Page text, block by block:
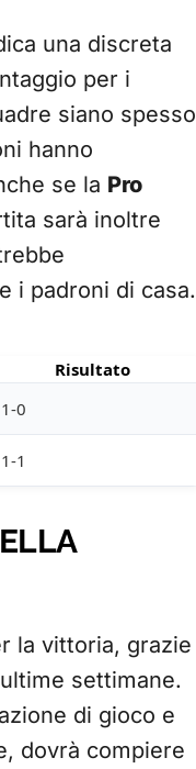
una discreta
per i
siano spesso
hanno
se la Pro
sarà inoltre
i padroni di casa.
Risultato
1-0
1-1
la vittoria, grazie
settimane.
di gioco e
dovrà compiere